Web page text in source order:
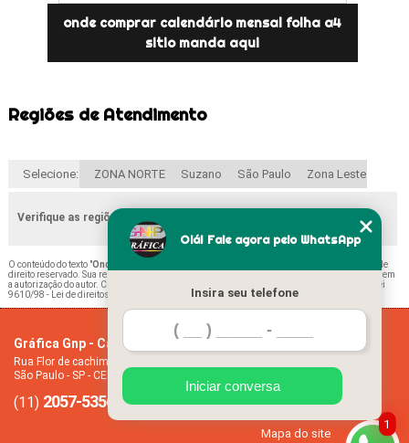
onde comprar calendário mensal folha a4
sitio manda aqui
Regiões de Atendimento
Selecione: ZONA NORTE Suzano São Paulo Zona Leste
Verifique as regiões que atendemos
O conteúdo do texto "Onde Encontrar Calendário Folha A4 Avenida Inajar de Souza
" é de
direito reservado. Sua reprodução, parcial ou total, mesmo citando nossos links, é proibida sem
a autorização do autor. Crime de violação de direito autoral – artigo 184 do Código Penal –
Lei
9610/98 - Lei de direitos autorais
Gráfica Gnp - Cartão de visita
Rua Flor de cachimbo, 274 - Jardim Santana
São Paulo - SP - CEP: 08050-040
(11) 2057-5356 (11)94612-2445
Empresa
Missão
Mapa do site
1
Olá! Fale agora pelo WhatsApp
Insira seu telefone
Iniciar conversa